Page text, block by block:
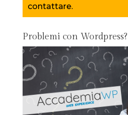
contattare.
Problemi con Wordpress?